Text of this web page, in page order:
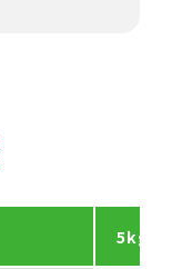
5kgセ